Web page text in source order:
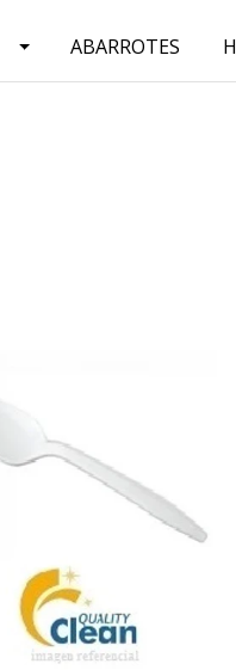
ABARROTES